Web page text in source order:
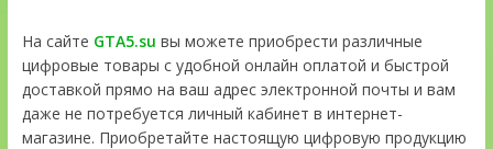
На сайте GTA5.su вы можете приобрести различные
цифровые товары с удобной онлайн оплатой и быстрой
доставкой прямо на ваш адрес электронной почты и вам
даже не потребуется личный кабинет в интернет-
магазине. Приобретайте настоящую цифровую продукцию